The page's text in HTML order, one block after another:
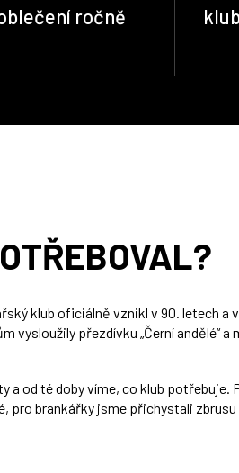
ročně
klub oficiálně vznikl v 90. letech
vysloužily přezdívku „Černí andělé“
a od té doby víme, co klub
brankářky jsme přichystali